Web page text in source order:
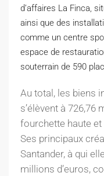
d’affaires La Finca,
ainsi que des
comme un centre
espace de
souterrain de 590
Au total, les biens
s’élèvent à 726,76
fourchette haute et
Ses principaux
Santander, à qui
millions d’euros,